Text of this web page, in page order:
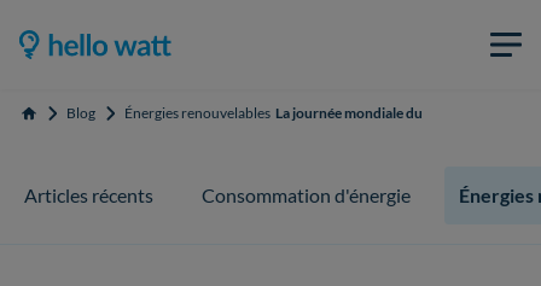
Accueil Blog Énergies renouvelables La journée mondiale du recyclage :
Articles récents Consommation d'énergie